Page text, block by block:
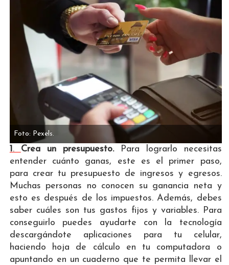
Foto: Pexels.
1 . Crea un presupuesto.Para lograrlo necesitas
entender cuánto ganas, este es el primer paso,
para crear tu presupuesto de ingresos y egresos.
Muchas personas no conocen su ganancia neta y
esto es después de los impuestos. Además, debes
saber cuáles son tus gastos fijos y variables. Para
conseguirlo puedes ayudarte con la tecnología
descargándote aplicaciones para tu celular,
haciendo hoja de cálculo en tu computadora o
apuntando en un cuaderno que te permita llevar el